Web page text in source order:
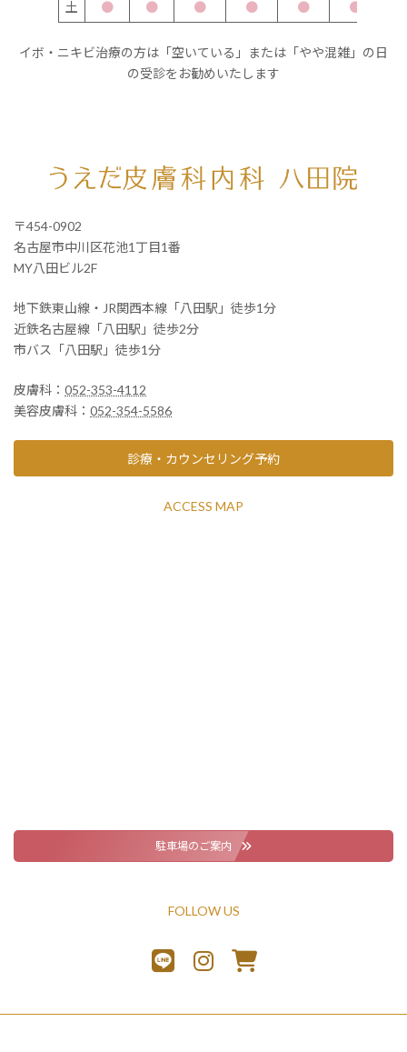
土 ● ● ● ● ● ●
イボ・ニキビ治療の方は「空いている」または「やや混雑」の日
の受診をお勧めいたします
〒454-0902
名古屋市中川区花池1丁目1番
MY八田ビル2F
地下鉄東山線・JR関西本線「八田駅」徒歩1分
近鉄名古屋線「八田駅」徒歩2分
市バス「八田駅」徒歩1分
皮膚科： 052-353-4112
美容皮膚科： 052-354-5586
診療・カウンセリング予約
ACCESS MAP
駐車場のご案内
FOLLOW US